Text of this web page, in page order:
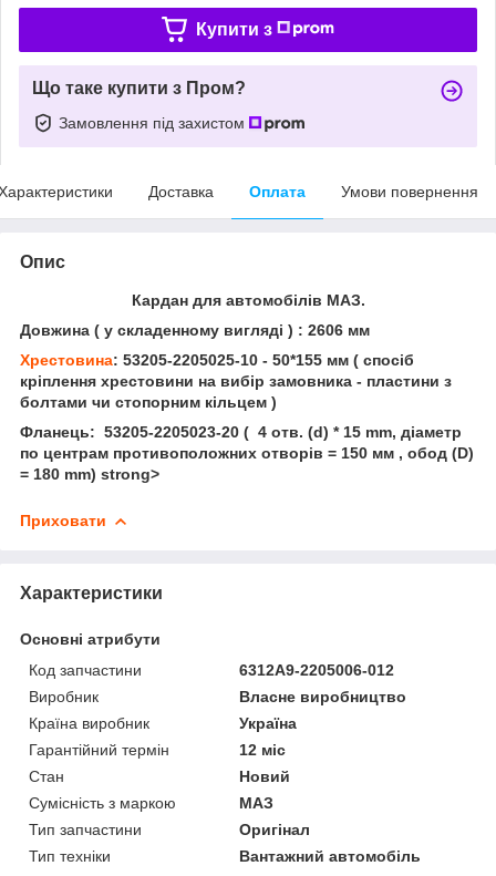
Купити з
Що таке купити з Пром?
Замовлення під захистом
Доставка Оплата Умови повернення
Опис
Кардан для автомобілів МАЗ.
Довжина ( у складенному вигляді ) : 2606 мм
Хрестовина: 53205-2205025-10 - 50*155 мм ( спосіб
кріплення хрестовини на вибір замовника - пластини з
болтами чи стопорним кільцем )
Фланець: 53205-2205023-20 ( 4 отв. (d) * 15 mm, діаметр
по центрам противоположних отворів = 150 мм , обод (D)
= 180 mm) strong>
Приховати
Характеристики
Основні атрибути
Код запчастини
6312А9-2205006-012
Виробник
Власне виробництво
Країна виробник
Україна
Гарантійний термін
12 міс
Стан
Новий
Сумісність з маркою
МАЗ
Тип запчастини
Оригінал
Тип техніки
Вантажний автомобіль